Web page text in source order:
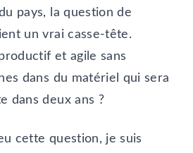
pays, la question de
un vrai casse-tête.
et agile sans
dans du matériel qui sera
dans deux ans ?
cette question, je suis